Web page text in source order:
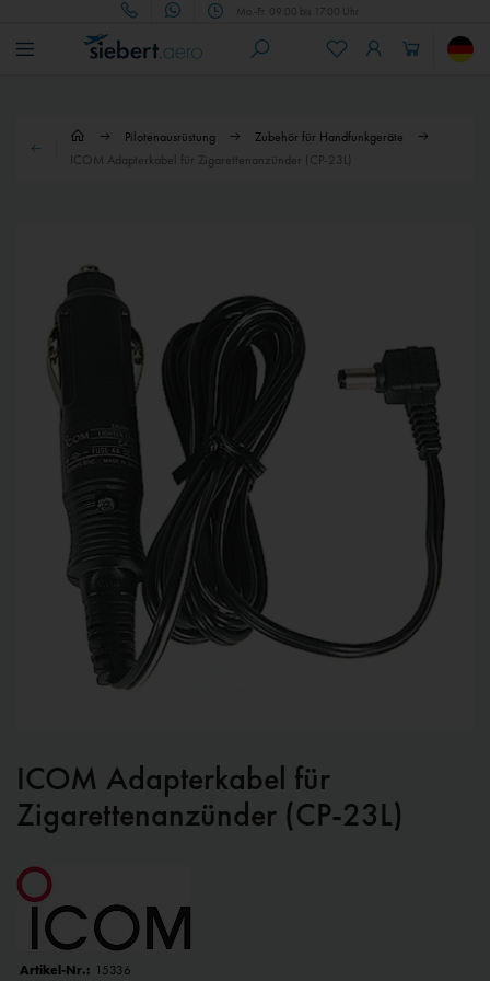
Mo.-Fr. 09:00 bis 17:00 Uhr
Pilotenausrüstung
Zubehör für Handfunkgeräte
ICOM Adapterkabel für Zigarettenanzünder (CP-23L)
ICOM Adapterkabel für
Zigarettenanzünder (CP-23L)
Artikel-Nr.: 15336